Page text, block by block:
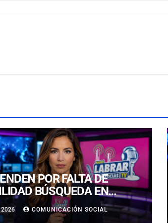
POR FALTA DE
BÚSQUEDA EN
OPERATIVO SE
ESTE DOMINGO
2026 COMUNICACIÓN SOCIAL